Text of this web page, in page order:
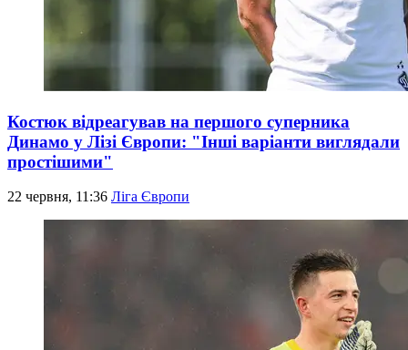
Костюк відреагував на першого суперника
Динамо у Лізі Європи: "Інші варіанти виглядали
простішими"
22 червня, 11:36 Ліга Європи